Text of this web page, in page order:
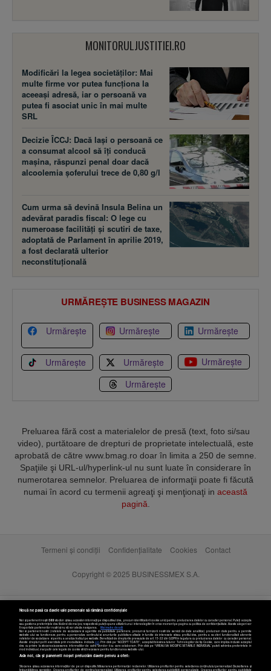
MONITORULJUSTITIEI.RO
Modificări la legea societăţilor: Mai
multe firme vor putea funcţiona la
aceeaşi adresă, iar o persoană va
putea fi asociat unic în mai multe
SRL
Decizie ÎCCJ: Dacă laşi o persoană ce
a consumat alcool să îţi conducă
maşina, răspunzi penal doar dacă
alcoolemia şoferului trece de 0,80 g/l
Cum urma să devină Insula Belina un
adevărat paradis fiscal: O lege cu
numeroase facilităţi şi scutiri de taxe,
adoptată de Parlament în aprilie 2019,
a fost declarată ulterior
neconstituţională
URMĂREȘTE BUSINESS MAGAZIN
Urmărește Urmărește Urmărește
Urmărește Urmărește
Urmărește
Urmărește
Preluarea fără cost a materialelor de presă (text, foto si/sau
video), purtătoare de drepturi de proprietate intelectuală, este
aprobată de către www.bmag.ro doar în limita a 250 de semne.
Spaţiile şi URL-ul/hyperlink-ul nu sunt luate în considerare în
numerotarea semnelor. Preluarea de informaţii poate fi făcută
numai în acord cu termenii agreaţi şi menţionaţi in această
pagină
Termeni și condiții Confidențialitate Cookies Contact
Copyright © 2025 BUSINESSMEX S.A.
Nouă ne pasă ca datele tale personale să rămână confidențiale
Noi și partenerii noștri589stocăm și/sau accesăm informații pe dispozitivul dvs., precum identificatorii cookie unici pentru prelucrarea datelor cu caracter personal. Puteți accepta
sau gestiona preferințele dvs. făcând clic mai jos, respectiv vă puteți opune utilizării unui interes legitim în orice moment pe pagina cu politica de confidențialitate. Aceste alegeri vor
fi raportate partenerilor noștri și nu vă vor afecta navigarea.
Mai multe detalii
Noi si partenerii nostri (retelele de socializare si agentiile de publicitate partenere, precum si furnizorii nostri de servicii de date analitice) prelucram date pentru a permite
website-ului sa functioneze, pentru a personaliza continutul si anunturile publicitare afisate in functie de interesele si/sau profilul dvs., pentru a va oferi functionalitati aferente
retelelor de socializare si pentru a analiza traficul pe website. Beneficiati de drepturile prevazute de art. 15-22 din GDPR in legatura cu prelucrarea datelor cu caracter personal.
Aceste drepturi pot fi exercitate prin modalitatea indicataaici. Prin click pe “ACCEPT TOATE”, acceptati folosirea tuturor Tehnologiilor de tip Cookie, care implica inclusiv acceptul
dvs. cu privire la stocarea/accesarea informatiilor de catre Vendor-ii cu care colaboram. Prin click pe “VREAU SA MODIFIC SETARILE INDIVIDUAL” puteti schimba preferintele in
mod individual, mai putin cele legate de cookie strict necesare pentru functionarea website-ului.
Atât noi, cât și partenerii noștri prelucrăm datele pentru a oferi:
Stocarea și/sau accesarea informațiilor de pe un dispozitiv. Măsurarea performanței reclamelor. Utilizarea profilurilor pentru selectarea conținutului personalizat. Dezvoltarea și
îmbunătățirea serviciilor. Crearea profilurilor de conținut personalizat. Utilizarea profilurilor pentru selectarea publicității personalizate. Crearea profilurilor pentru publicitate